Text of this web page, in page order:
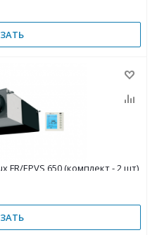
FR/EPVS 650 (комплект - 2 шт)